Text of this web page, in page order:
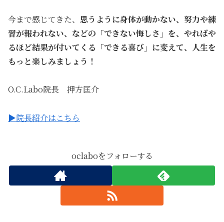
今まで感じてきた、 思うように身体が動かない、努力や練
習が報われない、などの「できない悔しさ」を、やればや
るほど結果が付いてくる「できる喜び」に変えて、人生を
もっと楽しみましょう！
O.C.Labo院長 押方匡介
▶院長紹介はこちら
oclaboをフォローする